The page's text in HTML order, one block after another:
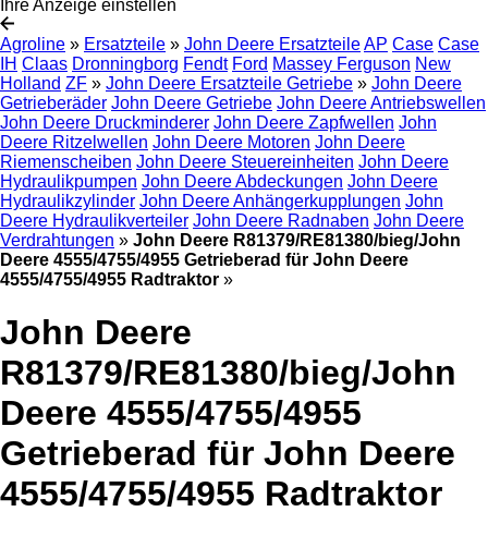
Ihre Anzeige einstellen
Agroline » Ersatzteile » John Deere ErsatzteileAP Case Case
IH Claas Dronningborg Fendt Ford Massey Ferguson New
Holland ZF » John Deere Ersatzteile Getriebe » John Deere
Getrieberäder John Deere Getriebe John Deere Antriebswellen
John Deere Druckminderer John Deere Zapfwellen John
Deere Ritzelwellen John Deere Motoren John Deere
Riemenscheiben John Deere Steuereinheiten John Deere
Hydraulikpumpen John Deere Abdeckungen John Deere
Hydraulikzylinder John Deere Anhängerkupplungen John
Deere Hydraulikverteiler John Deere Radnaben John Deere
Verdrahtungen » John Deere R81379/RE81380/bieg/John
Deere 4555/4755/4955 Getrieberad für John Deere
4555/4755/4955 Radtraktor »
John Deere
R81379/RE81380/bieg/John
Deere 4555/4755/4955
Getrieberad für John Deere
4555/4755/4955 Radtraktor